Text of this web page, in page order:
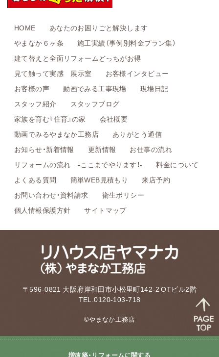
HOME
あなたのお困りごと解決します
やまなか６ヶ条
施工実績（事例別料金プラン集）
建て替えと全面リフォームどっちがお得
見て触って実感 展示室
お客様インタビュー
お客様の声
動画でみる工事現場
現場日記
スタッフ紹介
スタッフブログ
家族を育む『住育』の家
会社概要
動画でみるやまなか工務店
ありがとう通信
お知らせ・新着情報
更新情報
お仕事の流れ
リフォームの流れ -ここまでやります！-
料金について
よくある質問
簡単WEB見積もり
来店予約
お問い合わせ・資料請求
衛生ポリシー
個人情報保護方針
サイトマップ
〒596-0821 大阪府岸和田市小松里町142-2 OTビル2階
TEL.0120-103-718
©やまなか工務店
増改築・リフォームに関する